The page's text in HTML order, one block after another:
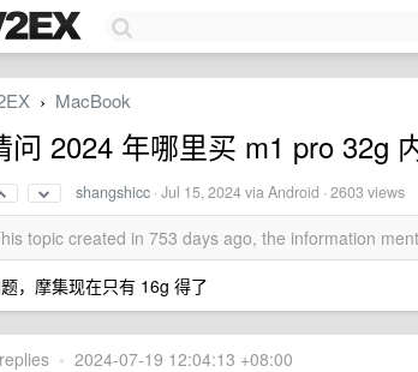
› MacBook
问 2024 年哪里买 m1 pro 32g
shangshicc ·Jul 15, 2024via Android · 2603 views
topic created in 753 days ago, the information
，摩集现在只有 16g 得了
• 2024-07-19 12:04:13 +08:00